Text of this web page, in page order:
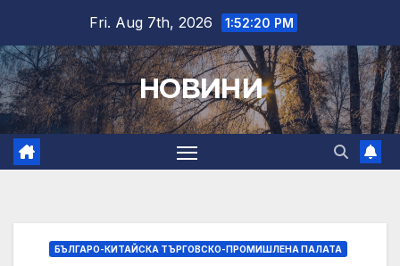
content
Fri. Aug 7th, 2026 1:52:21 PM
НОВИНИ
БЪЛГАРО-КИТАЙСКА ТЪРГОВСКО-ПРОМИШЛЕНА ПАЛАТА